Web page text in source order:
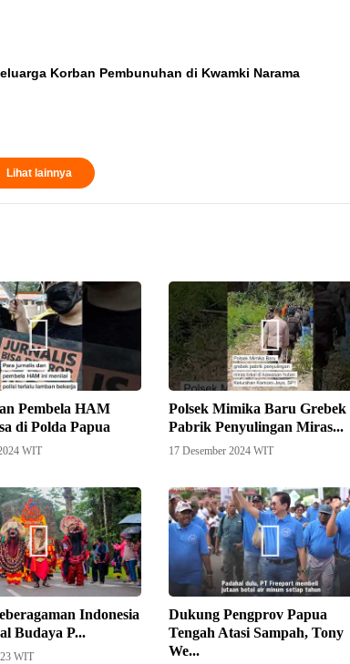
Korban Pembunuhan di Kwamki Narama
Lihat lainnya
Pembela HAM
di Polda Papua
WIT
Polsek Mimika Baru Grebek
Pabrik Penyulingan Miras...
17 Desember 2024 WIT
Indonesia
Budaya P...
WIT
Dukung Pengprov Papua
Tengah Atasi Sampah, Tony
We...